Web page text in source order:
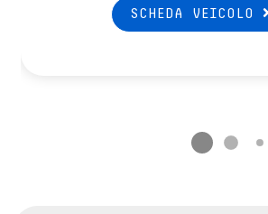
SCHEDA VEICOLO